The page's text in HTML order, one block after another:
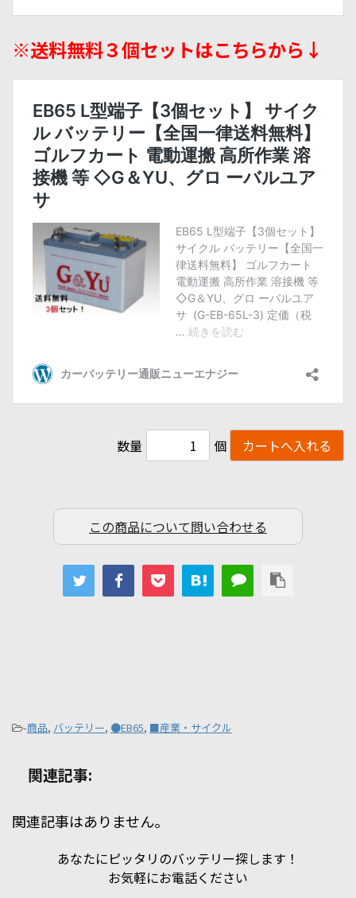
※送料無料３個セットはこちらから↓
数量 個
この商品について問い合わせる
-商品, バッテリー, ●EB65, ■産業・サイクル
関連記事:
関連記事はありません。
あなたにピッタリのバッテリー探します！
お気軽にお電話ください